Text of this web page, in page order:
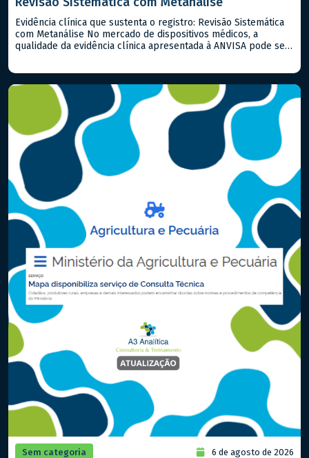
Evidência clínica que sustenta o registro: Revisão Sistemática
com Metanálise No mercado de dispositivos médicos, a
qualidade da evidência clínica apresentada à ANVISA pode ser
Metanálise é a […]
Sem categoria 6 de agosto de 2026